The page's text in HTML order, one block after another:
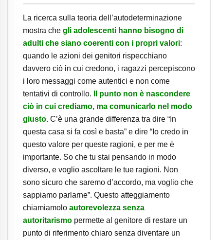
La ricerca sulla teoria dell’autodeterminazione
mostra che gli adolescenti hanno bisogno di
adulti che siano coerenti con i propri valori:
quando le azioni dei genitori rispecchiano
davvero ciò in cui credono, i ragazzi percepiscono
i loro messaggi come autentici e non come
tentativi di controllo.
Il punto non è nascondere
ciò in cui crediamo, ma comunicarlo nel modo
giusto. C’è una grande differenza tra dire “In
questa casa si fa così e basta” e dire “Io credo in
questo valore per queste ragioni, e per me è
importante. So che tu stai pensando in modo
diverso, e voglio ascoltare le tue ragioni. Non
sono sicuro che saremo d’accordo, ma voglio che
sappiamo parlarne”. Questo atteggiamento
chiamiamolo autorevolezza senza
autoritarismo permette al genitore di restare un
punto di riferimento chiaro senza diventare un